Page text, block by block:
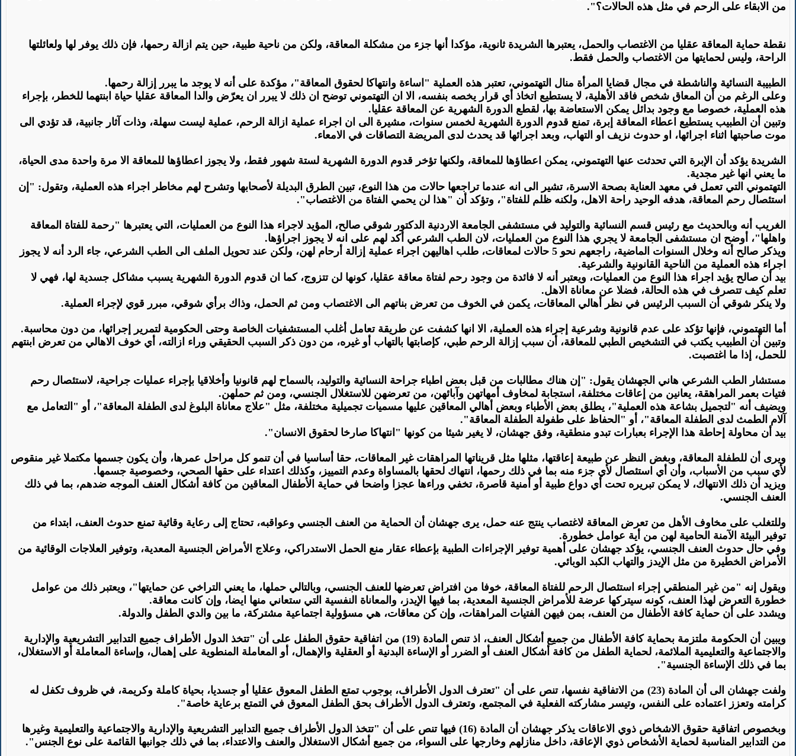
من الابقاء على الرحم في مثل هذه الحالات؟".
نقطة حماية المعاقة عقليا من الاغتصاب والحمل، يعتبرها الشريدة ثانوية، مؤكدا أنها جزء من مشكلة المعاقة، ولكن من ناحية طبية، حين يتم ازالة رحمها، فإن ذلك يوفر لها ولعائلتها
الراحة، وليس لحمايتها من الاغتصاب والحمل فقط.
الطبيبة النسائية والناشطة في مجال قضايا المرأة منال التهتموني، تعتبر هذه العملية "اساءة وانتهاكا لحقوق المعاقة"، مؤكدة على أنه لا يوجد ما يبرر إزالة رحمها.
وعلى الرغم من أن المعاق شخص فاقد الأهلية، لا يستطيع اتخاذ أي قرار يخصه بنفسه، الا ان التهتموني توضح ان ذلك لا يبرر ان يعرّض والدا المعاقة عقليا حياة ابنتهما للخطر، بإجراء
هذه العملية، خصوصا مع وجود بدائل يمكن الاستعاضة بها، لقطع الدورة الشهرية عن المعاقة عقليا.
وتبين أن الطبيب يستطيع اعطاء المعاقة إبرة، تمنع قدوم الدورة الشهرية لخمس سنوات، مشيرة الى ان اجراء عملية ازالة الرحم، عملية ليست سهلة، وذات آثار جانبية، قد تؤدي الى
موت صاحبتها اثناء اجرائها، او حدوث نزيف او التهاب، وبعد اجرائها قد يحدث لدى المريضة التصاقات في الامعاء.
الشريدة يؤكد أن الإبرة التي تحدثت عنها التهتموني، يمكن اعطاؤها للمعاقة، ولكنها تؤخر قدوم الدورة الشهرية لستة شهور فقط، ولا يجوز اعطاؤها للمعاقة الا مرة واحدة مدى الحياة،
ما يعني انها غير مجدية.
التهتموني التي تعمل في معهد العناية بصحة الاسرة، تشير الى انه عندما تراجعها حالات من هذا النوع، تبين الطرق البديلة لأصحابها وتشرح لهم مخاطر اجراء هذه العملية، وتقول: "إن
استئصال رحم المعاقة، هدفه الوحيد راحة الاهل، ولكنه ظلم للفتاة"، وتؤكد أن "هذا لن يحمي الفتاة من الاغتصاب".
الغريب أنه وبالحديث مع رئيس قسم النسائية والتوليد في مستشفى الجامعة الاردنية الدكتور شوقي صالح، المؤيد لاجراء هذا النوع من العمليات، التي يعتبرها "رحمة للفتاة المعاقة
واهلها"، أوضح ان مستشفى الجامعة لا يجري هذا النوع من العمليات، لان الطب الشرعي أكد لهم على انه لا يجوز اجراؤها.
ويذكر صالح أنه وخلال السنوات الماضية، راجعهم نحو 5 حالات لمعاقات، طلب اهاليهن اجراء عملية إزالة أرحام لهن، ولكن عند تحويل الملف الى الطب الشرعي، جاء الرد أنه لا يجوز
اجراء هذه العملية من الناحية القانونية والشرعية.
بيد أن صالح يؤيد اجراء هذا النوع من العمليات، ويعتبر أنه لا فائدة من وجود رحم لفتاة معاقة عقليا، كونها لن تتزوج، كما ان قدوم الدورة الشهرية يسبب مشاكل جسدية لها، فهي لا
تعلم كيف تتصرف في هذه الحالة، فضلا عن معاناة الاهل.
ولا ينكر شوقي أن السبب الرئيس في نظر أهالي المعاقات، يكمن في الخوف من تعرض بناتهم الى الاغتصاب ومن ثم الحمل، وذاك برأي شوقي، مبرر قوي لإجراء العملية.
أما التهتموني، فإنها تؤكد على عدم قانونية وشرعية إجراء هذه العملية، الا انها كشفت عن طريقة تعامل أغلب المستشفيات الخاصة وحتى الحكومية لتمرير إجرائها، من دون محاسبة.
وتبين أن الطبيب يكتب في التشخيص الطبي للمعاقة، أن سبب إزالة الرحم طبي، كإصابتها بالتهاب أو غيره، من دون ذكر السبب الحقيقي وراء ازالته، أي خوف الاهالي من تعرض ابنتهم
للحمل، إذا ما اغتصبت.
مستشار الطب الشرعي هاني الجهشان يقول: "إن هناك مطالبات من قبل بعض اطباء جراحة النسائية والتوليد، بالسماح لهم قانونيا وأخلاقيا بإجراء عمليات جراحية، لاستئصال رحم
فتيات بعمر المراهقة، يعانين من إعاقات مختلفة، استجابة لمخاوف أمهاتهن وآبائهن، من تعرضهن للاستغلال الجنسي، ومن ثم حملهن.
ويضيف أنه "لتجميل بشاعة هذه العملية"، يطلق بعض الأطباء وبعض أهالي المعاقين عليها مسميات تجميلية مختلفة، مثل "علاج معاناة البلوغ لدى الطفلة المعاقة"، أو "التعامل مع
آلام الطمث لدى الطفلة المعاقة"، أو "الحفاظ على طفولة الطفلة المعاقة".
بيد أن محاولة إحاطة هذا الإجراء بعبارات تبدو منطقية، وفق جهشان، لا يغير شيئا من كونها "انتهاكا صارخا لحقوق الانسان".
ويرى أن للطفلة المعاقة، وبغض النظر عن طبيعة إعاقتها، مثلها مثل قريناتها المراهقات غير المعاقات، حقا أساسيا في أن تنمو كل مراحل عمرها، وأن يكون جسمها مكتملا غير منقوص
لأي سبب من الأسباب، وأن أي استئصال لأي جزء منه بما في ذلك رحمها، انتهاك لحقها بالمساواة وعدم التمييز، وكذلك اعتداء على حقها الصحي، وخصوصية جسمها.
ويزيد أن ذلك الانتهاك، لا يمكن تبريره تحت أي دواع طبية أو أمنية قاصرة، تخفي وراءها عجزا واضحا في حماية الأطفال المعاقين من كافة أشكال العنف الموجه ضدهم، بما في ذلك
العنف الجنسي.
وللتغلب على مخاوف الأهل من تعرض المعاقة لاغتصاب ينتج عنه حمل، يرى جهشان أن الحماية من العنف الجنسي وعواقبه، تحتاج إلى رعاية وقائية تمنع حدوث العنف، ابتداء من
توفير البيئة الآمنة الحامية لهن من أية عوامل خطورة.
وفي حال حدوث العنف الجنسي، يؤكد جهشان على أهمية توفير الإجراءات الطبية بإعطاء عقار منع الحمل الاستدراكي، وعلاج الأمراض الجنسية المعدية، وتوفير العلاجات الوقائية من
الأمراض الخطيرة من مثل الإيدز والتهاب الكبد الوبائي.
ويقول إنه "من غير المنطقي إجراء استئصال الرحم للفتاة المعاقة، خوفا من افتراض تعرضها للعنف الجنسي، وبالتالي حملها، ما يعني التراخي عن حمايتها"، ويعتبر ذلك من عوامل
خطورة التعرض لهذا العنف، كونه سيتركها عرضة للأمراض الجنسية المعدية، بما فيها الإيدز، والمعاناة النفسية التي ستعاني منها ايضا، وإن كانت معاقة.
ويشدد على أن حماية كافة الأطفال من العنف، بمن فيهن الفتيات المراهقات، وإن كن معاقات، هي مسؤولية اجتماعية مشتركة، ما بين والدي الطفل والدولة.
ويبين أن الحكومة ملتزمة بحماية كافة الأطفال من جميع أشكال العنف، اذ تنص المادة (19) من اتفاقية حقوق الطفل على أن "تتخذ الدول الأطراف جميع التدابير التشريعية والإدارية
والاجتماعية والتعليمية الملائمة، لحماية الطفل من كافة أشكال العنف أو الضرر أو الإساءة البدنية أو العقلية والإهمال، أو المعاملة المنطوية على إهمال، وإساءة المعاملة أو الاستغلال،
بما في ذلك الإساءة الجنسية".
ولفت جهشان الى أن المادة (23) من الاتفاقية نفسها، تنص على أن "تعترف الدول الأطراف، بوجوب تمتع الطفل المعوق عقليا أو جسديا، بحياة كاملة وكريمة، في ظروف تكفل له
كرامته وتعزز اعتماده على النفس، وتيسر مشاركته الفعلية في المجتمع، وتعترف الدول الأطراف بحق الطفل المعوق في التمتع برعاية خاصة".
وبخصوص اتفاقية حقوق الاشخاص ذوي الاعاقات يذكر جهشان أن المادة (16) فيها تنص على أن "تتخذ الدول الأطراف جميع التدابير التشريعية والإدارية والاجتماعية والتعليمية وغيرها
من التدابير المناسبة لحماية الأشخاص ذوي الإعاقة، داخل منازلهم وخارجها على السواء، من جميع أشكال الاستغلال والعنف والاعتداء، بما في ذلك جوانبها القائمة على نوع الجنس".